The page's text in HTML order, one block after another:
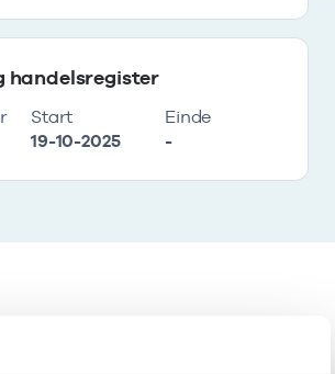
handelsregister
Start
19-10-2025
Einde
-